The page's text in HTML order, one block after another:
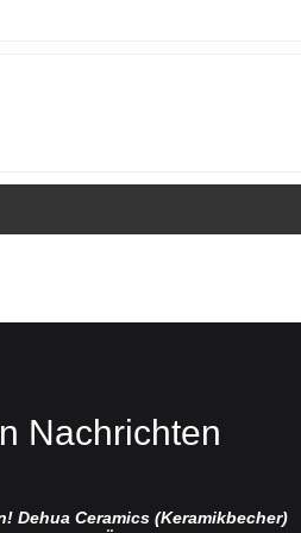
Nachrichten
Dehua Ceramics (Keramikbecher)